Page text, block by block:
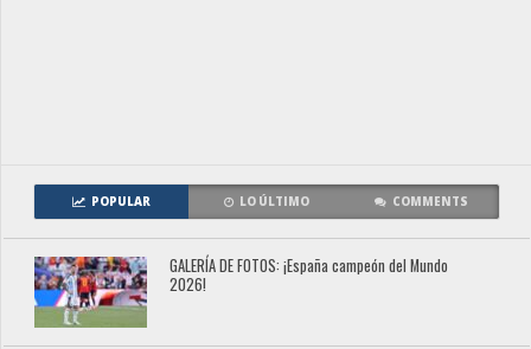
POPULAR LO ÚLTIMO COMMENTS
GALERÍA DE FOTOS: ¡España campeón del Mundo
2026!